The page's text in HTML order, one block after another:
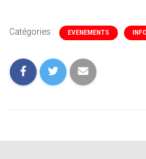
Catégories : EVENEMENTS